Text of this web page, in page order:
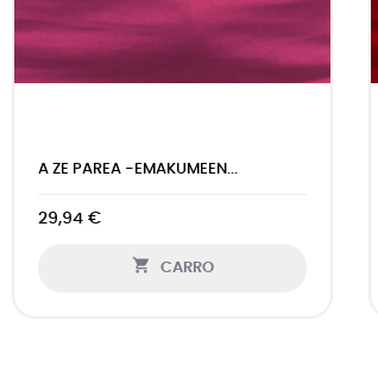
A ZE PAREA -EMAKUMEEN...
29,94 €
 CARRO